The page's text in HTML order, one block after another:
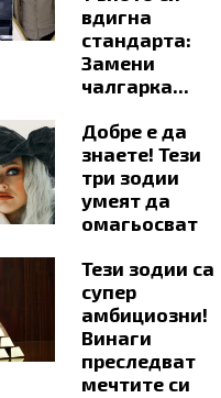
вдигна
стандарта:
Замени
чалгарка...
Добре е да
знаете! Тези
три зодии
умеят да
омагьосват
Тези зодии са
супер
амбициозни!
Винаги
преследват
мечтите си